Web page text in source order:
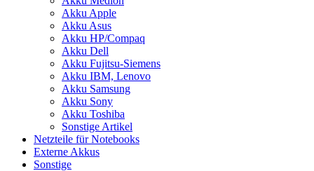
Akku Apple
Akku Asus
Akku HP/Compaq
Akku Dell
Akku Fujitsu-Siemens
Akku IBM, Lenovo
Akku Samsung
Akku Sony
Akku Toshiba
Sonstige Artikel
Netzteile für Notebooks
Externe Akkus
Sonstige